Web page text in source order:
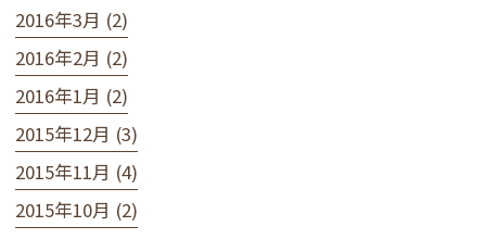
2016年3月 (2)
2016年2月 (2)
2016年1月 (2)
2015年12月 (3)
2015年11月 (4)
2015年10月 (2)